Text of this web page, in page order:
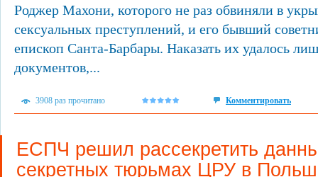
Роджер Махони, которого не раз обвиняли в
сексуальных преступлений, и его бывший
епископ Санта-Барбары. Наказать их удалось
документов,...
3908 раз прочитано Комментировать
ЕСПЧ решил рассекретить
секретных тюрьмах ЦРУ в